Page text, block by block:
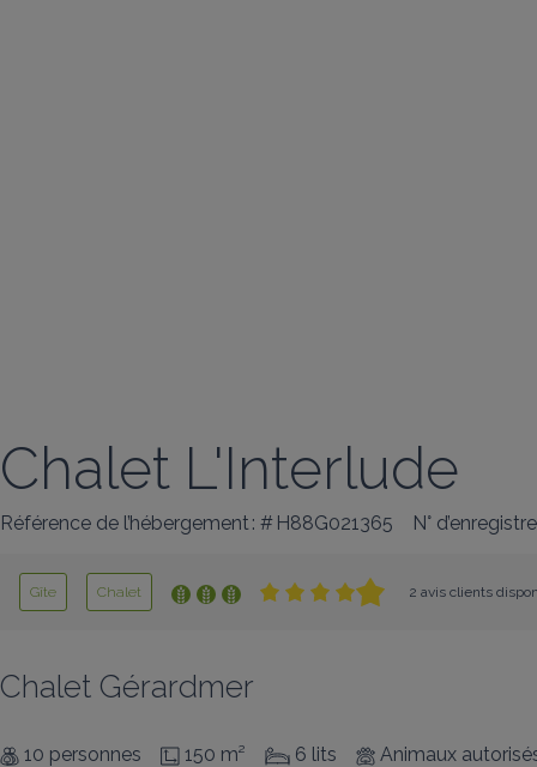
Chalet L'Interlude
Référence de l’hébergement : # H88G021365 N°
Gîte Chalet 2 avis clients
Chalet Gérardmer
10 personnes 150 m² 6 lits Animaux